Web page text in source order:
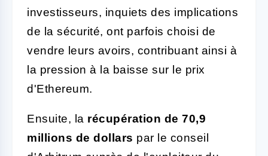
investisseurs, inquiets des implications
de la sécurité, ont parfois choisi de
vendre leurs avoirs, contribuant ainsi à
la pression à la baisse sur le prix
d'Ethereum.
Ensuite, la récupération de 70,9
millions de dollars par le conseil